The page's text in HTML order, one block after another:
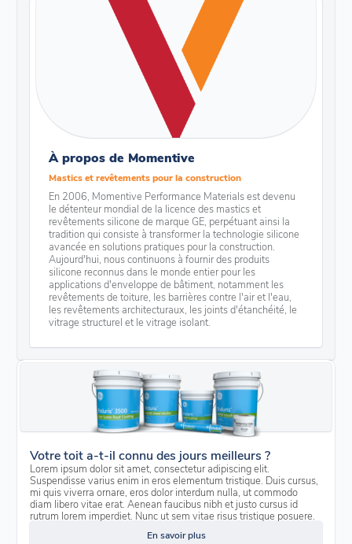
À propos de Momentive
Mastics et revêtements pour la construction
En 2006, Momentive Performance Materials est devenu
le détenteur mondial de la licence des mastics et
revêtements silicone de marque GE, perpétuant ainsi la
tradition qui consiste à transformer la technologie silicone
avancée en solutions pratiques pour la construction.
Aujourd'hui, nous continuons à fournir des produits
silicone reconnus dans le monde entier pour les
applications d'enveloppe de bâtiment, notamment les
revêtements de toiture, les barrières contre l'air et l'eau,
les revêtements architecturaux, les joints d'étanchéité, le
vitrage structurel et le vitrage isolant.
Votre toit a-t-il connu des jours meilleurs ?
Lorem ipsum dolor sit amet, consectetur adipiscing elit.
Suspendisse varius enim in eros elementum tristique. Duis cursus,
mi quis viverra ornare, eros dolor interdum nulla, ut commodo
diam libero vitae erat. Aenean faucibus nibh et justo cursus id
rutrum lorem imperdiet. Nunc ut sem vitae risus tristique posuere.
En savoir plus